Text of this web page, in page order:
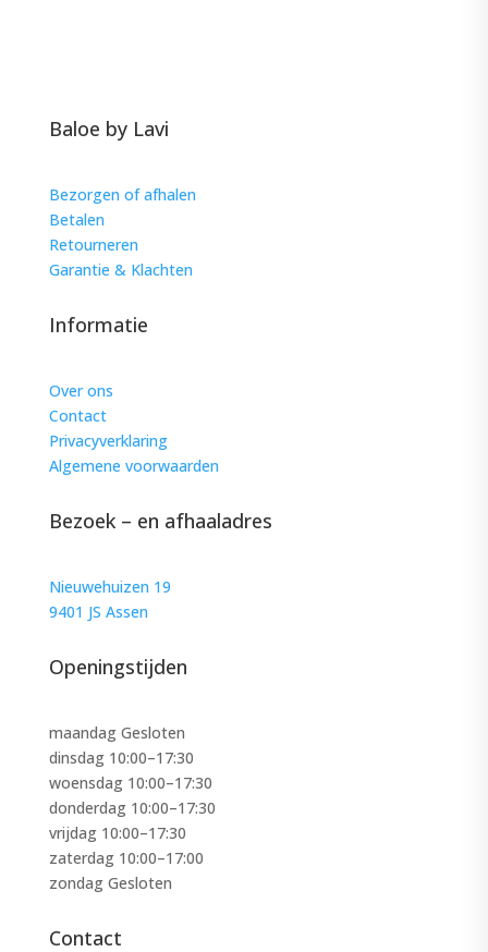
Baloe by Lavi
Bezorgen of afhalen
Betalen
Retourneren
Garantie & Klachten
Informatie
Over ons
Contact
Privacyverklaring
Algemene voorwaarden
Bezoek – en afhaaladres
Nieuwehuizen 19
9401 JS Assen
Openingstijden
maandag Gesloten
dinsdag 10:00–17:30
woensdag 10:00–17:30
donderdag 10:00–17:30
vrijdag 10:00–17:30
zaterdag 10:00–17:00
zondag Gesloten
Contact